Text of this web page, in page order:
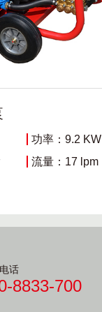
功率：9.2 KW
流量：17 lpm
话
8833-700